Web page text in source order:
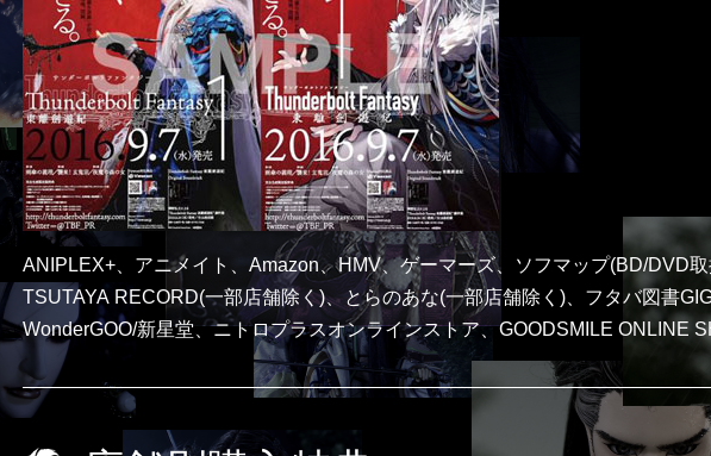
ANIPLEX+、アニメイト、Amazon、HMV、ゲーマーズ、ソフマップ(BD/DVD取
TSUTAYA RECORD(一部店舗除く)、とらのあな(一部店舗除く)、フタバ図書
WonderGOO/新星堂、ニトロプラスオンラインストア、GOODSMILE ONLINE